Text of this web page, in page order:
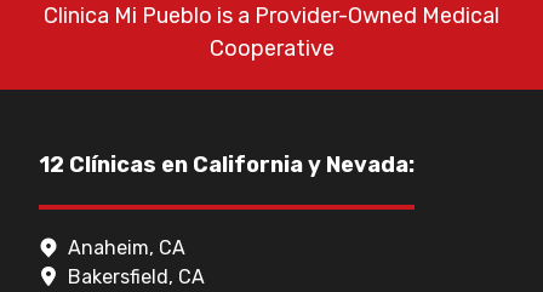
Clinica Mi Pueblo is a Provider-Owned Medical
Cooperative
12 Clínicas en California y Nevada:
Anaheim, CA
Bakersfield, CA